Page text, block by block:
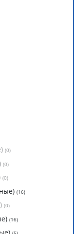
(0)
(0)
(0)
(16)
(0)
(16)